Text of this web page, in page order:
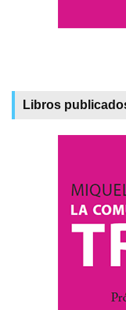
Libros